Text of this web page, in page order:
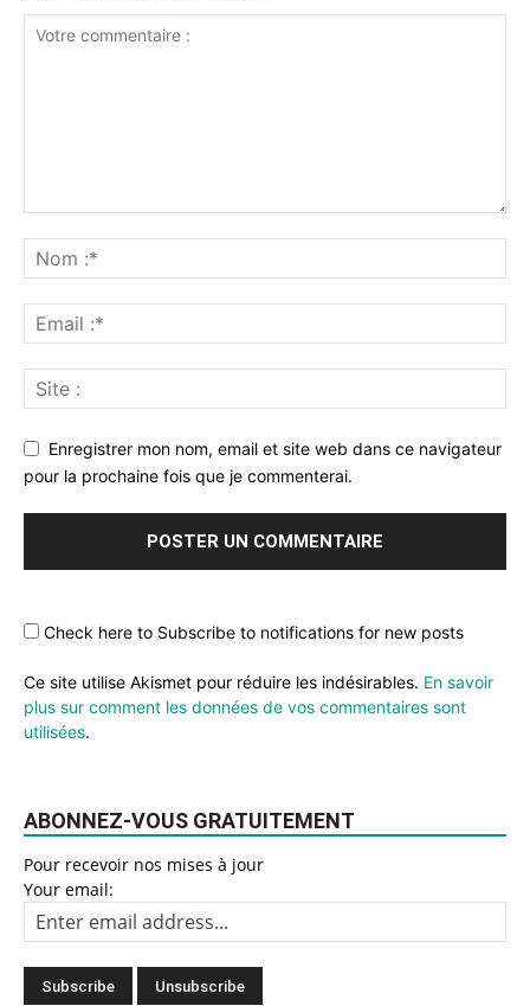
Enregistrer mon nom, email et site web dans ce navigateur
pour la prochaine fois que je commenterai.
Check here to Subscribe to notifications for new posts
Ce site utilise Akismet pour réduire les indésirables. En savoir
plus sur comment les données de vos commentaires sont
utilisées.
ABONNEZ-VOUS GRATUITEMENT
Pour recevoir nos mises à jour
Your email: